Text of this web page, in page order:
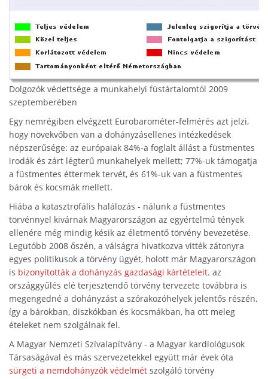
Dolgozók védettsége a munkahelyi füstártalomtól 2009
szeptemberében
Egy nemrégiben elvégzett Eurobarométer-felmérés azt jelzi,
hogy növekvőben van a dohányzásellenes intézkedések
népszerűsége: az európaiak 84%-a foglalt állást a füstmentes
irodák és zárt légterű munkahelyek mellett; 77%-uk támogatja
a füstmentes éttermek tervét, és 61%-uk van a füstmentes
bárok és kocsmák mellett.
Hiába a katasztrofális halálozás - nálunk a füstmentes
törvénnyel kivárnak Magyarországon az egyértelmű tények
ellenére még mindig késik az életmentő törvény bevezetése.
Legutóbb 2008 őszén, a válságra hivatkozva vitték zátonyra
egyes politikusok a törvény ügyét, holott már Magyarországon
is bizonyították a dohányzás gazdasági kártételeit. az
országgyűlés elé terjesztendő törvény tervezete továbbra is
megengedné a dohányzást a szórakozóhelyek jelentős részén,
így a bárokban, diszkókban és kocsmákban, ha ott meleg
ételeket nem szolgálnak fel.
A Magyar Nemzeti Szívalapítvány - a Magyar kardiológusok
Társaságával és más szervezetekkel együtt már évek óta
sürgeti a nemdohányzók védelmét szolgáló törvény